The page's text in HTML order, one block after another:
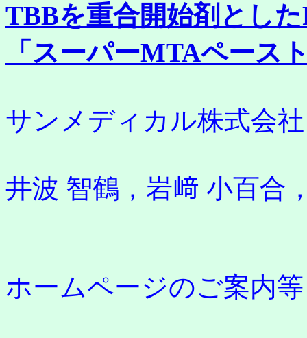
TBBを重合開始剤とし
「スーパーMTAペース
サンメディカル株式会社
井波 智鶴，岩﨑 小百合
ホームページのご案内等